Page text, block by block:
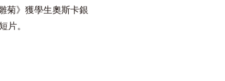
菊》獲學生奧斯卡銀
片。